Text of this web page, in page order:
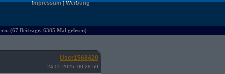
Impressum|Werbung
(67 Beiträge, 6385 Mal gelesen)
User1568420
24.05.2025, 00:28:59